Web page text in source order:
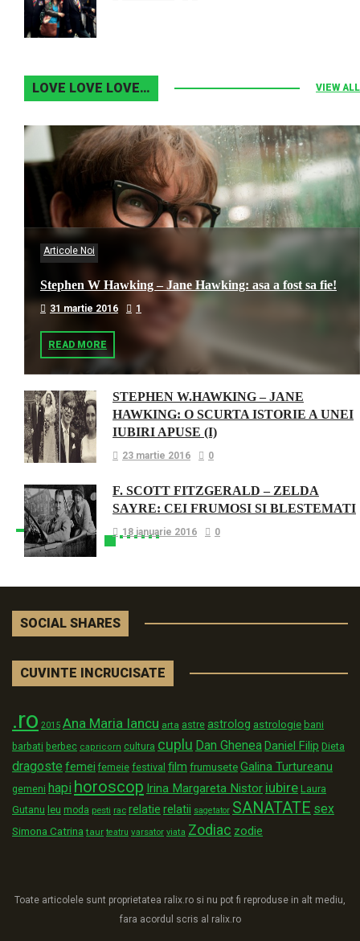
LOVE LOVE LOVE… VIEW ALL
Articole Noi
Stephen W Hawking – Jane Hawking: asa a fost sa fie!
31 martie 2016 1
READ MORE
STEPHEN W.HAWKING – JANE
HAWKING: O SCURTA ISTORIE A UNEI
IUBIRI APUSE (I)
23 martie 2016 0
F. SCOTT FITZGERALD – ZELDA
SAYRE: CEI FRUMOSI SI BLESTEMATI
18 ianuarie 2016 0
SOCIAL SHARES
CUVINTE INCRUCISATE
.ro 2015 Ana Maria Iancu arta astre astrolog astrologie bani
barbati berbec capricorn cultura cuplu Dan GheneaDaniel Filip Dieta
dragoste femei femeie festival film frumusete Galina Turtureanu
gemeni hapi horoscop Irina Margareta Nistor iubire Laura
Gutanu leu moda pesti rac relatie relatii sagetator SANATATE sex
Simona Catrina taur teatru varsator viata Zodiac zodie
Toate articolele sunt proprietatea ralix.ro si nu pot fi reproduse in alt mediu,
fara acordul scris al ralix.ro